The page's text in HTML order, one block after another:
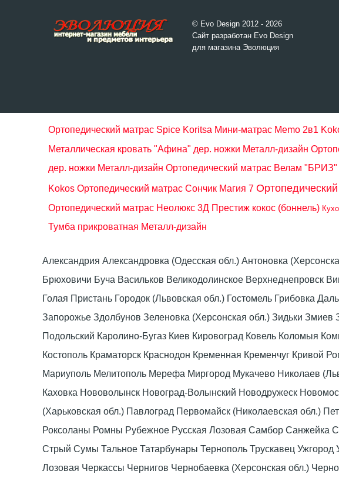
© Evo Design 2012 - 2026
Сайт разработан Evo Design
для магазина Эволюция
Ортопедический матрас Spice Koritsa Мини-матрас Memo 2в1
Металлическая кровать "Афина" дер. ножки Металл-дизайн
дер. ножки Металл-дизайн Ортопедический матрас Велам "БРИЗ"
Kokos Ортопедический матрас Сончик Магия 7
Ортопедический матрас Неолюкс 3Д Преcтиж кокос (боннель)
Тумба прикроватная Металл-дизайн
Александрия Александровка (Одесская обл.) Антоновка
Брюховичи Буча Васильков Великодолинское Верхнеднепровск
Голая Пристань Городок (Львовская обл.) Гостомель Грибовка
Запорожье Здолбунов Зеленовка (Херсонская обл.) Зидьки
Подольский Каролино-Бугаз Киев Кировоград Ковель Коломыя
Костополь Краматорск Краснодон Кременная Кременчуг Кривой
Мариуполь Мелитополь Мерефа Миргород Мукачево Николаев
Каховка Нововолынск Новоград-Волынский Новодружеск
(Харьковская обл.) Павлоград Первомайск (Николаевская обл.)
Роксоланы Ромны Рубежное Русская Лозовая Самбор Санжейка
Стрый Сумы Тальное Татарбунары Тернополь Трускавец
Лозовая Черкассы Чернигов Чернобаевка (Херсонская обл.)